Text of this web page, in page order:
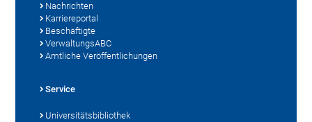
Nachrichten
Karriereportal
Beschäftigte
VerwaltungsABC
Amtliche Veröffentlichungen
Service
Universitätsbibliothek